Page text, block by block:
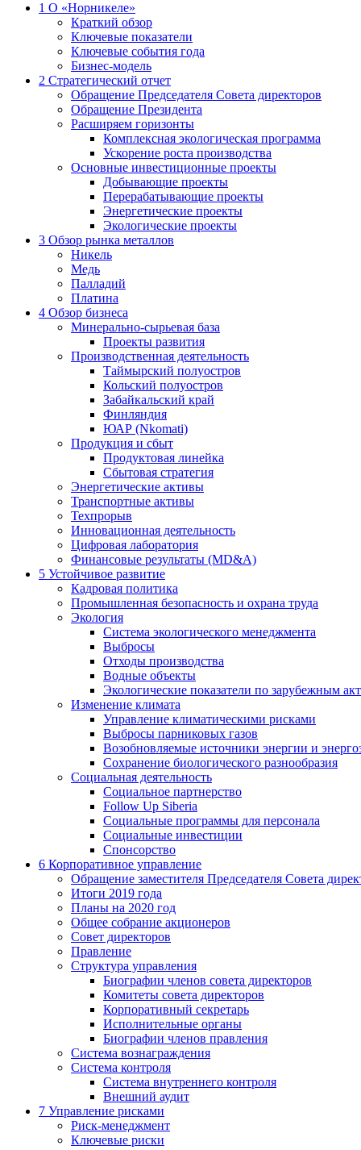
1 О «Норникеле»
Краткий обзор
Ключевые показатели
Ключевые события года
Бизнес-модель
2 Стратегический отчет
Обращение Председателя Совета директоров
Обращение Президента
Расширяем горизонты
Комплексная экологическая программа
Ускорение роста производства
Основные инвестиционные проекты
Добывающие проекты
Перерабатывающие проекты
Энергетические проекты
Экологические проекты
3 Обзор рынка металлов
Никель
Медь
Палладий
Платина
4 Обзор бизнеса
Минерально-сырьевая база
Проекты развития
Производственная деятельность
Таймырский полуостров
Кольский полуостров
Забайкальский край
Финляндия
ЮАР (Nkomati)
Продукция и сбыт
Продуктовая линейка
Сбытовая стратегия
Энергетические активы
Транспортные активы
Техпрорыв
Инновационная деятельность
Цифровая лаборатория
Финансовые результаты (MD&A)
5 Устойчивое развитие
Кадровая политика
Промышленная безопасность и охрана труда
Экология
Система экологического менеджмента
Выбросы
Отходы производства
Водные объекты
Экологические показатели по зарубежным
Изменение климата
Управление климатическими рисками
Выбросы парниковых газов
Возобновляемые источники энергии и
Сохранение биологического разнообразия
Социальная деятельность
Социальное партнерство
Follow Up Siberia
Социальные программы для персонала
Социальные инвестиции
Спонсорство
6 Корпоративное управление
Обращение заместителя Председателя Совета
Итоги 2019 года
Планы на 2020 год
Общее собрание акционеров
Совет директоров
Правление
Структура управления
Биографии членов совета директоров
Комитеты совета директоров
Корпоративный секретарь
Исполнительные органы
Биографии членов правления
Система вознаграждения
Система контроля
Система внутреннего контроля
Внешний аудит
7 Управление рисками
Риск-менеджмент
Ключевые риски